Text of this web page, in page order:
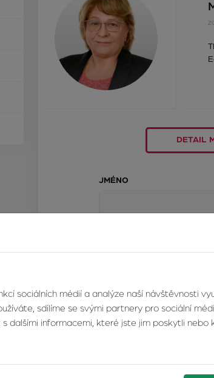
DETAIL
JMÉNO
sociálních médií a analýze naší návštěvnosti
sdílíme se svými partnery pro sociální
dalšími informacemi, které jste jim poskytli nebo